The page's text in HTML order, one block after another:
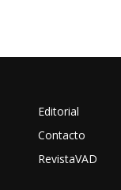
Editorial
Contacto
RevistaVAD